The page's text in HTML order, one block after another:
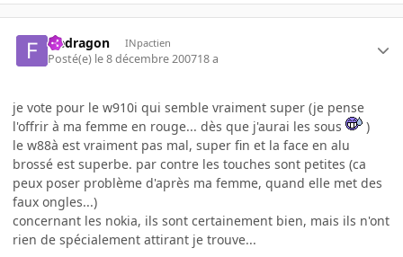
fredragon INpactien
Posté(e) le 8 décembre 200718 a
je vote pour le w910i qui semble vraiment super (je pense
l'offrir à ma femme en rouge... dès que j'aurai les sous
)
le w88à est vraiment pas mal, super fin et la face en alu
brossé est superbe. par contre les touches sont petites (ca
peux poser problème d'après ma femme, quand elle met des
faux ongles...)
concernant les nokia, ils sont certainement bien, mais ils n'ont
rien de spécialement attirant je trouve...